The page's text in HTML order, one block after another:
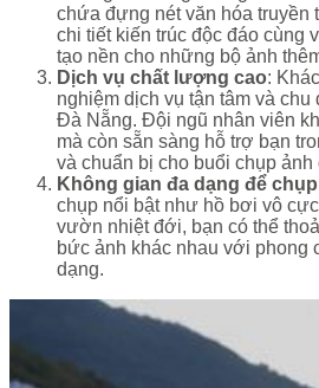
chứa đựng nét văn hóa truyền
chi tiết kiến trúc độc đáo cùng
tạo nền cho những bộ ảnh
Dịch vụ chất lượng cao:
nghiệm dịch vụ tận tâm và chu
Đà Nẵng. Đội ngũ nhân viên
mà còn sẵn sàng hỗ trợ bạn
và chuẩn bị cho buổi chụp ảnh
Không gian đa dạng để
chụp nổi bật như hồ bơi vô
vườn nhiệt đới, bạn có thể
bức ảnh khác nhau với phong
dạng.